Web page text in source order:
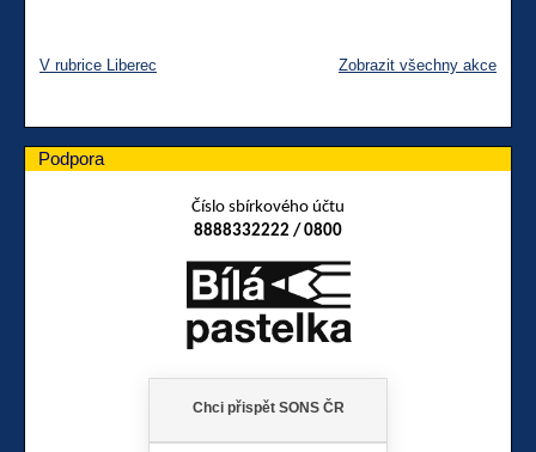
V rubrice Liberec Zobrazit všechny akce
Podpora
Číslo sbírkového účtu
8888332222 / 0800